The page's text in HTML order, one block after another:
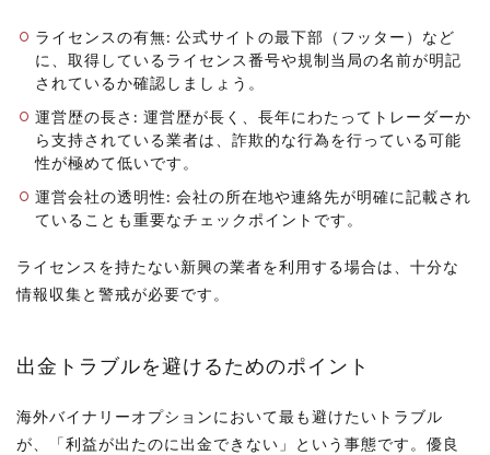
ライセンスの有無: 公式サイトの最下部（フッター）など
に、取得しているライセンス番号や規制当局の名前が明記
されているか確認しましょう。
運営歴の長さ: 運営歴が長く、長年にわたってトレーダーか
ら支持されている業者は、詐欺的な行為を行っている可能
性が極めて低いです。
運営会社の透明性: 会社の所在地や連絡先が明確に記載され
ていることも重要なチェックポイントです。
ライセンスを持たない新興の業者を利用する場合は、十分な
情報収集と警戒が必要です。
出金トラブルを避けるためのポイント
海外バイナリーオプションにおいて最も避けたいトラブル
が、「利益が出たのに出金できない」という事態です。優良